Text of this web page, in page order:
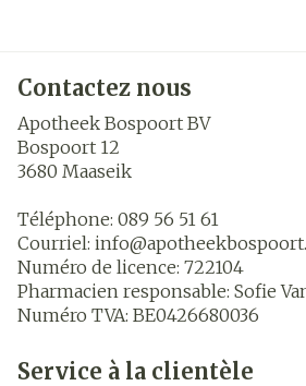
Contactez nous
Apotheek Bospoort BV
Bospoort 12
3680 Maaseik
Téléphone: 089 56 51 61
Courriel: info@
Numéro de licence: 722104
Pharmacien responsable: Sofie
Numéro TVA: BE0426680036
Service à la clientèle